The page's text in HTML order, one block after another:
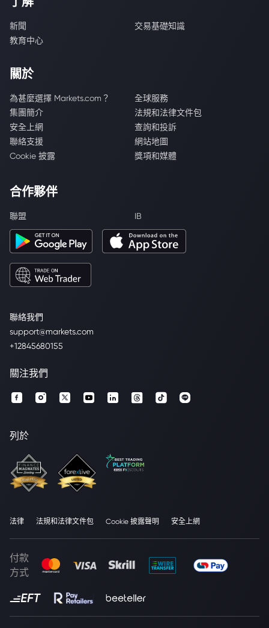
聯絡我們
support@markets.com
+12845680155
新聞
交易基礎知識
教育中心
關於
為甚麼選擇 Markets.com？
全球服務
集團簡介
法規和法律文件包
安全上網
查詢和投訴
聯絡支援
網站地圖
Cookie 披露
獎項和媒體
合作夥伴
聯盟 IB
關注我們
列於
法律 法規和法律文件包 Cookie 披露聲明 安全上網
付款
方式